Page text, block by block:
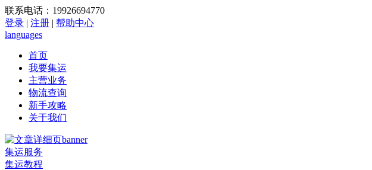
联系电话：19926694770
登录 | 注册 | 帮助中心
languages
首页
我要集运
主营业务
物流查询
新手攻略
关于我们
集运服务
集运教程